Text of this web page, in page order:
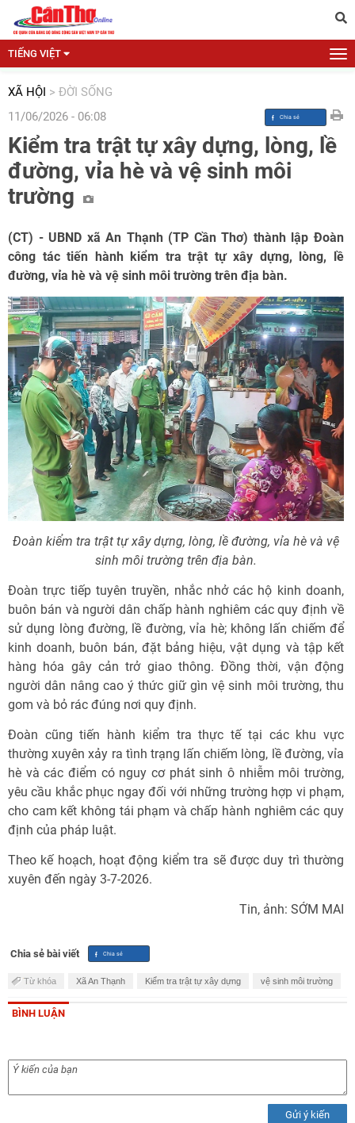
TIẾNG VIỆT
XÃ HỘI > ĐỜI SỐNG
11/06/2026 - 06:08
Kiểm tra trật tự xây dựng, lòng, lề
đường, vỉa hè và vệ sinh môi
trường
(CT) - UBND xã An Thạnh (TP Cần Thơ) thành lập Đoàn
công tác tiến hành kiểm tra trật tự xây dựng, lòng, lề
đường, vỉa hè và vệ sinh môi trường trên địa bàn.
Đoàn kiểm tra trật tự xây dựng, lòng, lề đường, vỉa hè và vệ
sinh môi trường trên địa bàn.
Đoàn trực tiếp tuyên truyền, nhắc nhở các hộ kinh doanh,
buôn bán và người dân chấp hành nghiêm các quy định về
sử dụng lòng đường, lề đường, vỉa hè; không lấn chiếm để
kinh doanh, buôn bán, đặt bảng hiệu, vật dụng và tập kết
hàng hóa gây cản trở giao thông. Đồng thời, vận động
người dân nâng cao ý thức giữ gìn vệ sinh môi trường, thu
gom và bỏ rác đúng nơi quy định.
Đoàn cũng tiến hành kiểm tra thực tế tại các khu vực
thường xuyên xảy ra tình trạng lấn chiếm lòng, lề đường, vỉa
hè và các điểm có nguy cơ phát sinh ô nhiễm môi trường,
yêu cầu khắc phục ngay đối với những trường hợp vi phạm,
cho cam kết không tái phạm và chấp hành nghiêm các quy
định của pháp luật.
Theo kế hoạch, hoạt động kiểm tra sẽ được duy trì thường
xuyên đến ngày 3-7-2026.
Tin, ảnh: SỚM MAI
Chia sẻ bài viết
Từ khóa Xã An Thạnh Kiểm tra trật tự xây dựng vệ sinh môi trường
BÌNH LUẬN
Gửi ý kiến